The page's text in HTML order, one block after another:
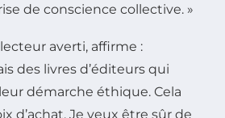
de conscience collective. »
averti, affirme :
des livres d’éditeurs qui
démarche éthique. Cela
d’achat. Je veux être sûr de